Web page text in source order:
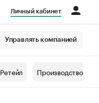
Личный кабинет
Управлять компанией
Ретейл Производство